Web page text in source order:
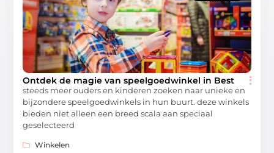
Ontdek de magie van speelgoedwinkel in Best
steeds meer ouders en kinderen zoeken naar unieke en
bijzondere speelgoedwinkels in hun buurt. deze winkels
bieden niet alleen een breed scala aan speciaal
geselecteerd
Winkelen